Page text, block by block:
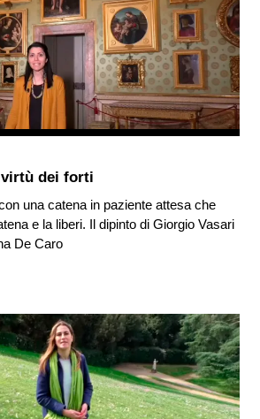
virtù dei forti
una catena in paziente attesa che
e la liberi. Il dipinto di Giorgio Vasari
De Caro